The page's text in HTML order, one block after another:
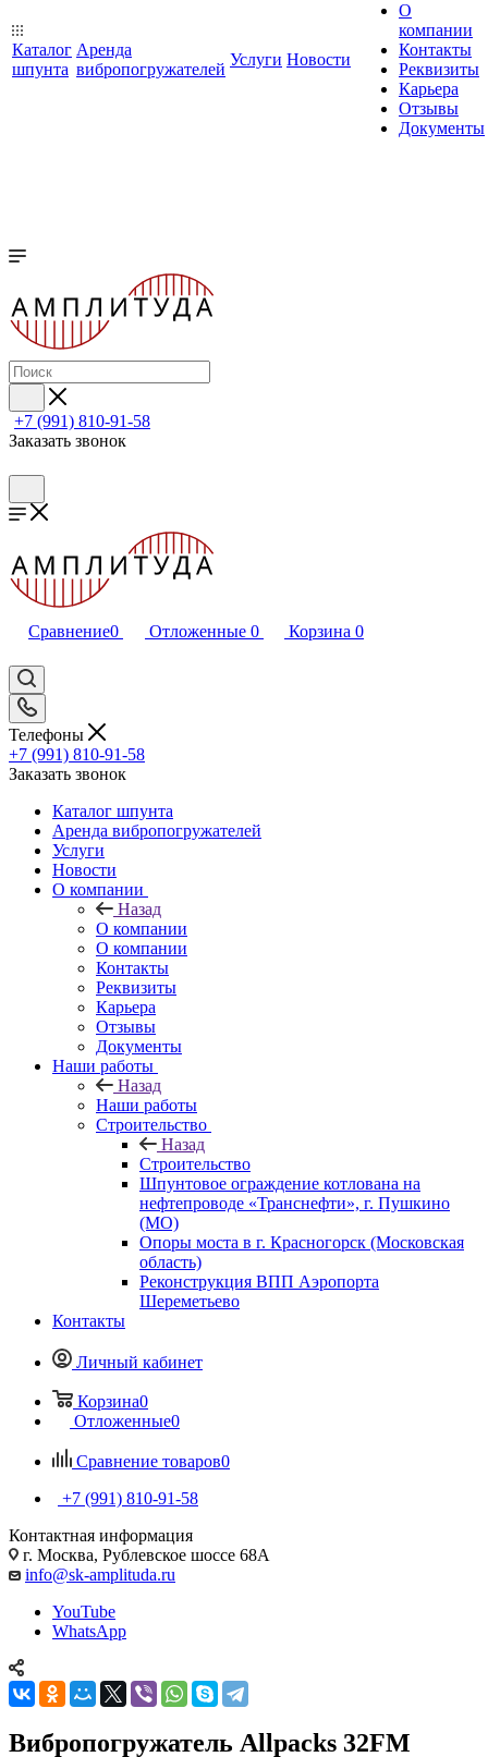
Каталог
шпунта
Аренда
вибропогружателей
Услуги Новости
О
компании
Контакты
Реквизиты
Карьера
Отзывы
Документы
+7 (991) 810-91-58
Заказать звонок
Сравнение0 Отложенные 0 Корзина 0
Телефоны
+7 (991) 810-91-58
Заказать звонок
Каталог шпунта
Аренда вибропогружателей
Услуги
Новости
О компании
Назад
О компании
О компании
Контакты
Реквизиты
Карьера
Отзывы
Документы
Наши работы
Назад
Наши работы
Строительство
Назад
Строительство
Шпунтовое ограждение котлована на
нефтепроводе «Транснефти», г. Пушкино
(МО)
Опоры моста в г. Красногорск (Московская
область)
Реконструкция ВПП Аэропорта
Шереметьево
Контакты
Личный кабинет
Корзина0
Отложенные0
Сравнение товаров0
+7 (991) 810-91-58
Контактная информация
г. Москва, Рублевское шоссе 68А
info@sk-amplituda.ru
YouTube
WhatsApp
Вибропогружатель Allpacks 32FM